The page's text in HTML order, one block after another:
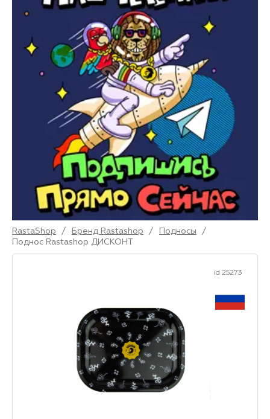
RastaShop / Бренд Rastashop / Подносы
/
Поднос Rastashop ДИСКОНТ
id 25273